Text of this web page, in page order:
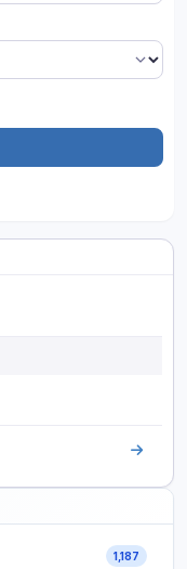
1,187